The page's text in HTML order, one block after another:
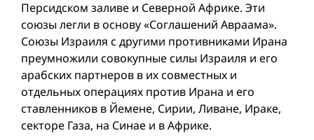
Персидском заливе и Северной Африке. Эти
союзы легли в основу «Соглашений Авраама».
Союзы Израиля с другими противниками Ирана
преумножили совокупные силы Израиля и его
арабских партнеров в их совместных и
отдельных операциях против Ирана и его
ставленников в Йемене, Сирии, Ливане, Ираке,
секторе Газа, на Синае и в Африке.